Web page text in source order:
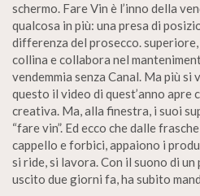
schermo. Fare Vin è l’inno della
qualcosa in più: una presa di
differenza del prosecco. superiore,
collina e collabora nel
vendemmia senza Canal. Ma più
questo il video di quest’anno apre
creativa. Ma, alla finestra, i suoi
“fare vin”. Ed ecco che dalle
cappello e forbici, appaiono i
si ride, si lavora. Con il suono di
uscito due giorni fa, ha subito